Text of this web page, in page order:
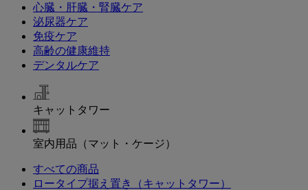
心臓・肝臓・腎臓ケア
泌尿器ケア
免疫ケア
高齢の健康維持
デンタルケア
キャットタワー
室内用品（マット・ケージ）
すべての商品
ロータイプ据え置き（キャットタワー）